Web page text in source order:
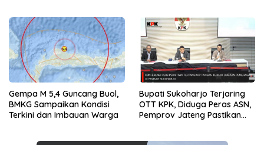
Gempa M 5,4 Guncang Buol,
BMKG Sampaikan Kondisi
Terkini dan Imbauan Warga
Bupati Sukoharjo Terjaring
OTT KPK, Diduga Peras ASN,
Pemprov Jateng Pastikan